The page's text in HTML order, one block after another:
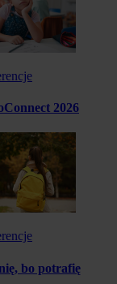
2026
bo potrafię